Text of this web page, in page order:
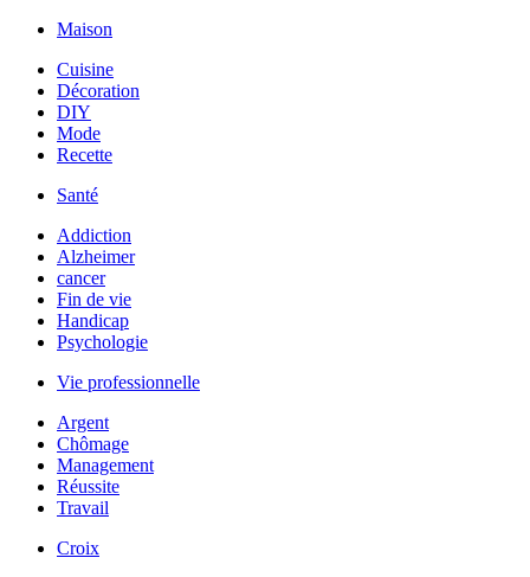
Maison
Cuisine
Décoration
DIY
Mode
Recette
Santé
Addiction
Alzheimer
cancer
Fin de vie
Handicap
Psychologie
Vie professionnelle
Argent
Chômage
Management
Réussite
Travail
Croix